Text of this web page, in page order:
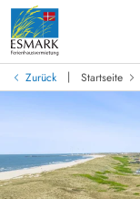
Zurück | Startseite